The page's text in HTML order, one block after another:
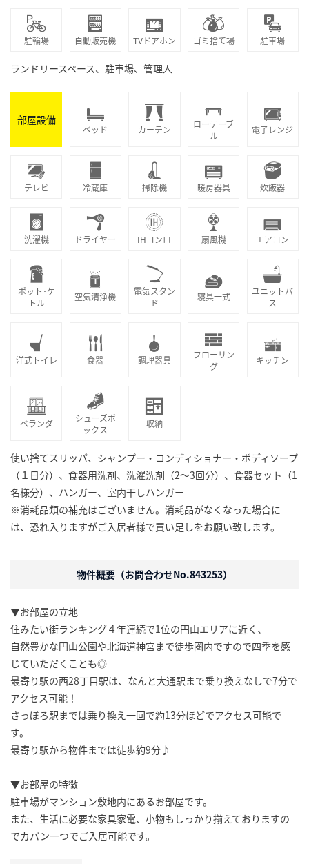
駐輪場 自動販売機 TVドアホン ゴミ捨て場 駐車場
ランドリースペース、駐車場、管理人
部屋設備
ベッド カーテン
ローテーブ
ル
電子レンジ
テレビ 冷蔵庫 掃除機 暖房器具 炊飯器
洗濯機 ドライヤー IHコンロ 扇風機 エアコン
ポット･ケ
トル
空気清浄機
電気スタン
ド
寝具一式
ユニットバ
ス
洋式トイレ 食器 調理器具
フローリン
グ
キッチン
ベランダ
シューズボ
ックス
収納
使い捨てスリッパ、シャンプー・コンディショナー・ボディソープ
（１日分）、食器用洗剤、洗濯洗剤（2～3回分）、食器セット（1
名様分）、ハンガー、室内干しハンガー
※消耗品類の補充はございません。消耗品がなくなった場合に
は、恐れ入りますがご入居者様で買い足しをお願い致します。
物件概要（お問合わせNo.843253）
▼お部屋の立地
住みたい街ランキング４年連続で1位の円山エリアに近く、
自然豊かな円山公園や北海道神宮まで徒歩圏内ですので四季を感
じていただくことも◎
最寄り駅の西28丁目駅は、なんと大通駅まで乗り換えなしで7分で
アクセス可能！
さっぽろ駅までは乗り換え一回で約13分ほどでアクセス可能で
す。
最寄り駅から物件までは徒歩約9分♪
▼お部屋の特徴
駐車場がマンション敷地内にあるお部屋です。
また、生活に必要な家具家電、小物もしっかり揃えておりますの
でカバン一つでご入居可能です。